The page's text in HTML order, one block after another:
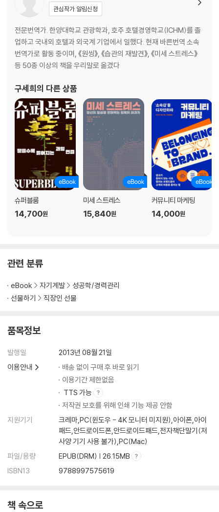
관심작가 알림신청
전문번역가. 한양대학교 관광학과, 호주 호텔경영학교(ICHM)를 졸
업하고 국내외 호텔과 외국계 기업에서 일했다. 현재 바른번역 소속
번역가로 활동 중이며, 《원씽》, 《습관의 재발견》, 《미세 스트레스》
등 50종 이상의 책을 우리말로 옮겼다
구세희의 다른 상품
슈퍼블룸
14,700원
미세 스트레스
15,840원
커뮤니티 마케팅
14,000원
관련 분류
eBook 자기계발
성공학/경력관리
선물하기
직장인 선물
품목정보
발행일
2013년 08월 21일
이용안내
배송 없이 구매 후 바로 읽기
이용기간 제한없음
TTS 가능
저작권 보호를 위해 인쇄 기능 제공 안함
지원기기
크레마,PC(윈도우 - 4K 모니터 미지원),아이폰,아이
패드,안드로이드폰,안드로이드패드,전자책단말기(저
사양 기기 사용 불가),PC(Mac)
파일/용량
EPUB(DRM) | 26.15MB
ISBN13
9788997575619
책 속으로